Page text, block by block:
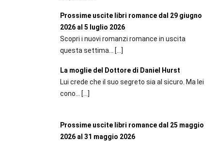
Prossime uscite libri romance dal 29 giugno
2026 al 5 luglio 2026
Scopri i nuovi romanzi romance in uscita
questa settima... […]
La moglie del Dottore di Daniel Hurst
Lui crede che il suo segreto sia al sicuro. Ma lei
cono...
[…]
Prossime uscite libri romance dal 25 maggio
2026 al 31 maggio 2026